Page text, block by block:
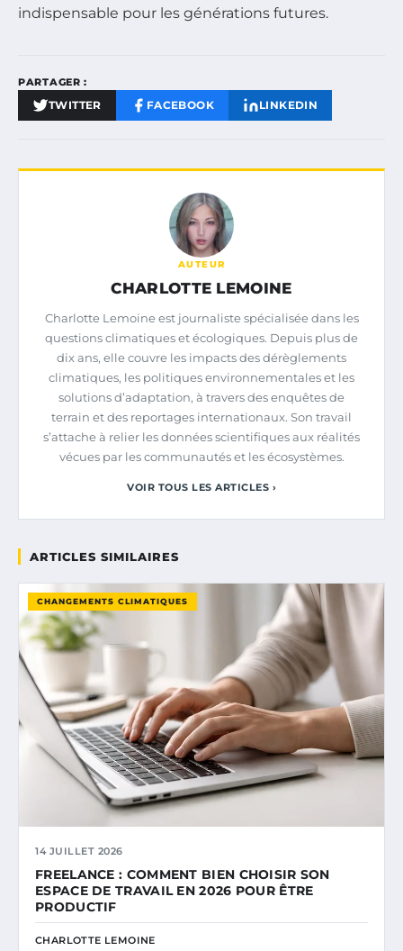
indispensable pour les générations futures.
PARTAGER :
TWITTER FACEBOOK LINKEDIN
AUTEUR
CHARLOTTE LEMOINE
Charlotte Lemoine est journaliste spécialisée dans les
questions climatiques et écologiques. Depuis plus de
dix ans, elle couvre les impacts des dérèglements
climatiques, les politiques environnementales et les
solutions d’adaptation, à travers des enquêtes de
terrain et des reportages internationaux. Son travail
s’attache à relier les données scientifiques aux réalités
vécues par les communautés et les écosystèmes.
VOIR TOUS LES ARTICLES ›
ARTICLES SIMILAIRES
CHANGEMENTS CLIMATIQUES
14 JUILLET 2026
FREELANCE : COMMENT BIEN CHOISIR SON
ESPACE DE TRAVAIL EN 2026 POUR ÊTRE
PRODUCTIF
CHARLOTTE LEMOINE